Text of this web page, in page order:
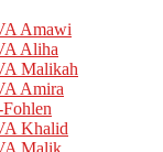
Amawi
Aliha
Malikah
Amira
Khalid
Malik